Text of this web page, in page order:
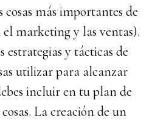
cosas más importantes de
marketing y las ventas).
estrategias y tácticas de
utilizar para alcanzar
incluir en tu plan de
La creación de un